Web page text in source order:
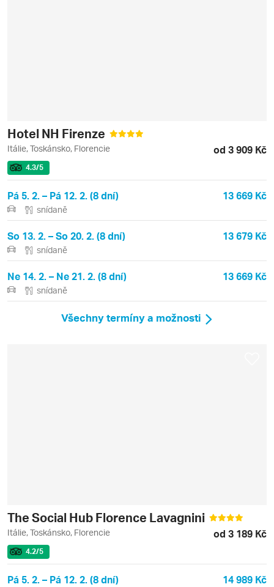
Hotel NH Firenze
Itálie, Toskánsko, Florencie od 3 909 Kč
4.3/5
Pá 5. 2. – Pá 12. 2. (8 dní) 13 669 Kč
snídaně
So 13. 2. – So 20. 2. (8 dní) 13 679 Kč
snídaně
Ne 14. 2. – Ne 21. 2. (8 dní) 13 669 Kč
snídaně
Všechny termíny a možnosti
The Social Hub Florence Lavagnini
Itálie, Toskánsko, Florencie od 3 189 Kč
4.2/5
Pá 5. 2. – Pá 12. 2. (8 dní) 14 989 Kč